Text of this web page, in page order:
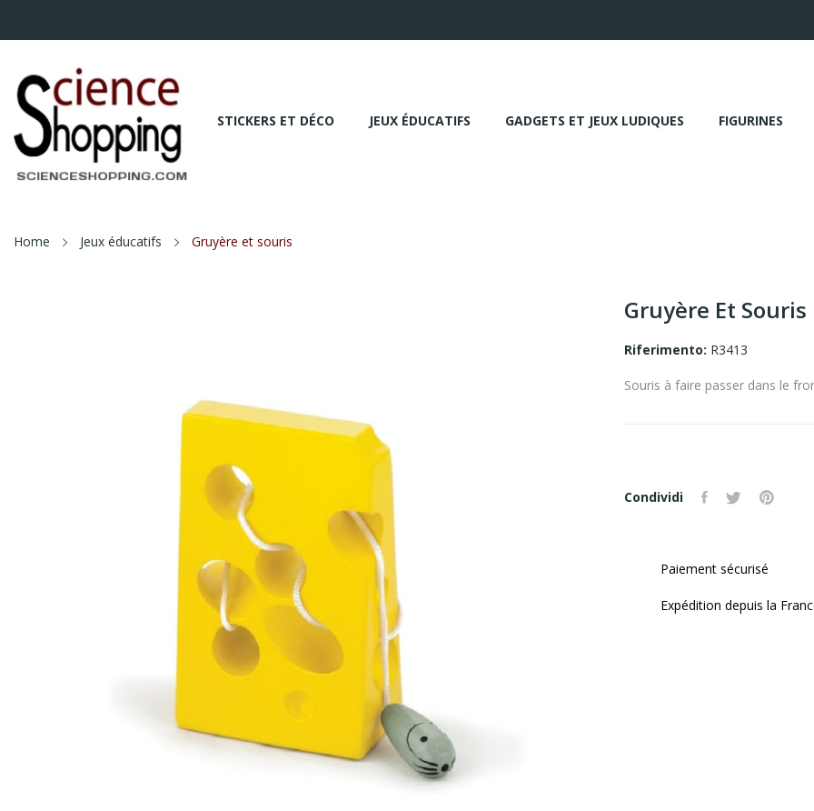
STICKERS ET DÉCO JEUX ÉDUCATIFS GADGETS ET JEUX LUDIQUES FIGURINES
Home Jeux éducatifs Gruyère et souris
Gruyère Et Souris
Riferimento: R3413
Souris à faire passer dans le
Condividi
Paiement sécurisé
Expédition depuis la